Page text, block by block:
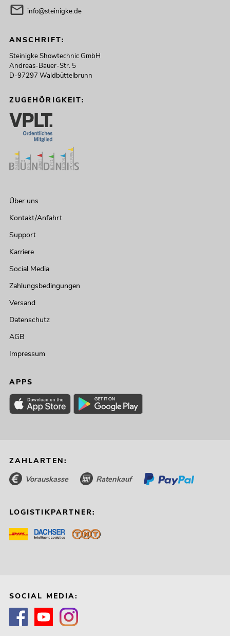
info@steinigke.de
ANSCHRIFT:
Steinigke Showtechnic GmbH
Andreas-Bauer-Str. 5
D-97297 Waldbüttelbrunn
ZUGEHÖRIGKEIT:
Über uns
Kontakt/Anfahrt
Support
Karriere
Social Media
Zahlungsbedingungen
Versand
Datenschutz
AGB
Impressum
APPS
ZAHLARTEN:
Vorauskasse Ratenkauf
LOGISTIKPARTNER:
SOCIAL MEDIA: